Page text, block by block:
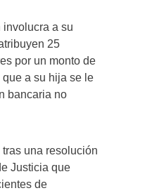
involucra a su
25
por un monto de
a su hija se le
bancaria no
una resolución
Justicia que
de